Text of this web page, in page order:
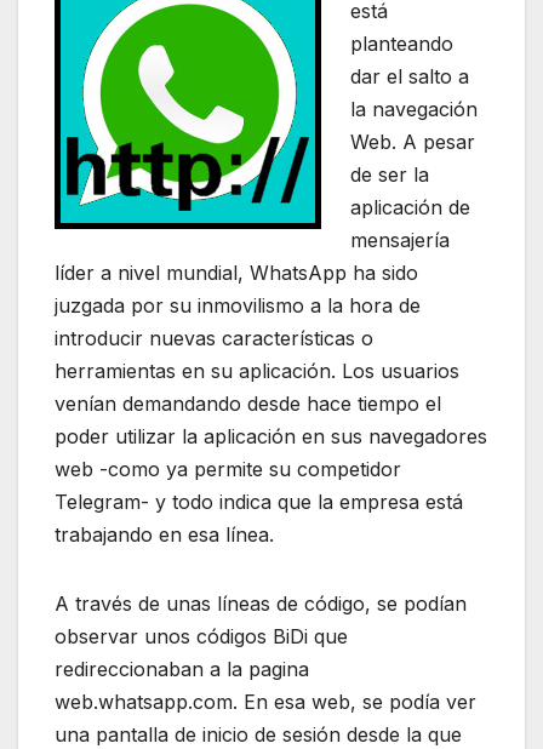
está
planteando
dar el salto a
la navegación
Web. A pesar
de ser la
aplicación de
mensajería
líder a nivel mundial, WhatsApp ha sido
juzgada por su inmovilismo a la hora de
introducir nuevas características o
herramientas en su aplicación. Los usuarios
venían demandando desde hace tiempo el
poder utilizar la aplicación en sus navegadores
web -como ya permite su competidor
Telegram- y todo indica que la empresa está
trabajando en esa línea.
A través de unas líneas de código, se podían
observar unos códigos BiDi que
redireccionaban a la pagina
web.whatsapp.com. En esa web, se podía ver
una pantalla de inicio de sesión desde la que